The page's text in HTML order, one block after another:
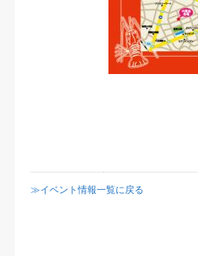
≫イベント情報一覧に戻る